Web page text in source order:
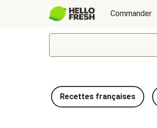
Commander
Recettes françaises